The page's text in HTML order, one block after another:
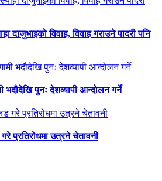
दाजुभाइको विवाह, विवाह गराउने पादरी पनि
पुनः देशव्यापी आन्दोलन गर्ने
प्रतिरोधमा उत्रने चेतावनी